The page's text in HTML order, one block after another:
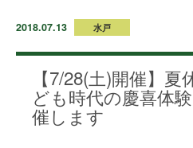
2018.07.13 水戸
【7/28(土)開催】
ども時代の慶喜体
催します